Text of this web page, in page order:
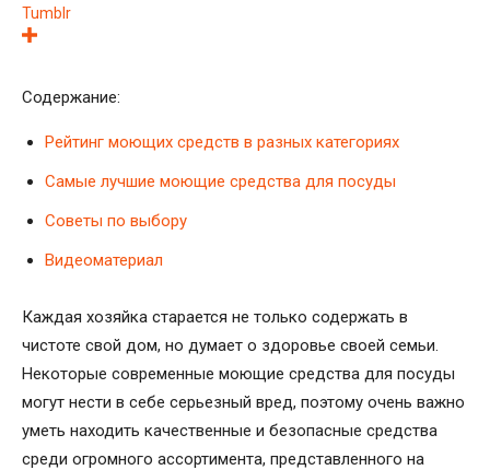
Tumblr
Содержание:
Рейтинг моющих средств в разных категориях
Самые лучшие моющие средства для посуды
Советы по выбору
Видеоматериал
Каждая хозяйка старается не только содержать в
чистоте свой дом, но думает о здоровье своей семьи.
Некоторые современные моющие средства для посуды
могут нести в себе серьезный вред, поэтому очень важно
уметь находить качественные и безопасные средства
среди огромного ассортимента, представленного на